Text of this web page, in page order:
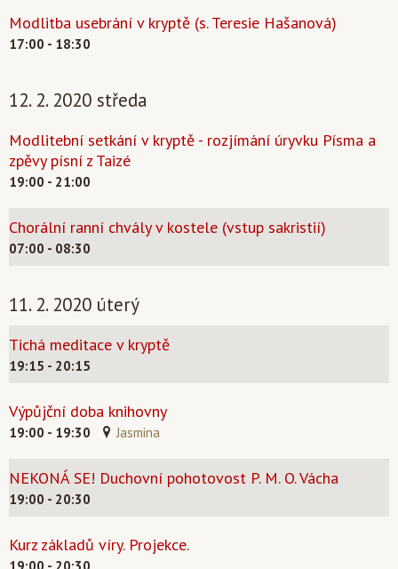
Modlitba usebrání v kryptě (s. Teresie Hašanová)
17:00 - 18:30
12. 2. 2020 středa
Modlitební setkání v kryptě - rozjímání úryvku Písma a
zpěvy písní z Taizé
19:00 - 21:00
Chorální ranní chvály v kostele (vstup sakristií)
07:00 - 08:30
11. 2. 2020 úterý
Tichá meditace v kryptě
19:15 - 20:15
Výpůjční doba knihovny
19:00 - 19:30 Jasmina
NEKONÁ SE! Duchovní pohotovost P. M. O. Vácha
19:00 - 20:30
Kurz základů víry. Projekce.